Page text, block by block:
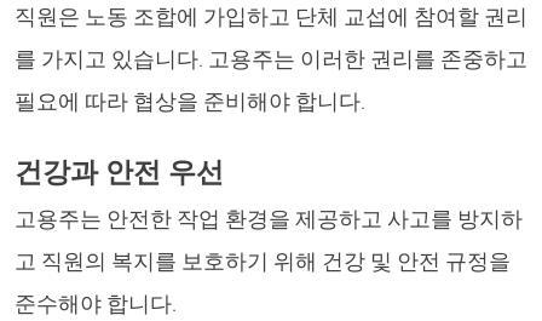
직원은 노동 조합에 가입하고 단체 교섭에 참여할 권리
를 가지고 있습니다. 고용주는 이러한 권리를 존중하고
필요에 따라 협상을 준비해야 합니다.
건강과 안전 우선
고용주는 안전한 작업 환경을 제공하고 사고를 방지하
고 직원의 복지를 보호하기 위해 건강 및 안전 규정을
준수해야 합니다.